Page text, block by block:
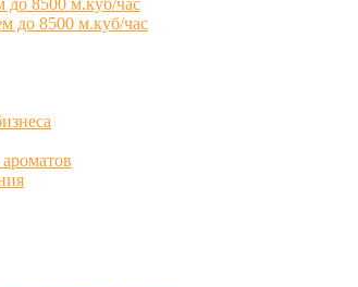
до 8500 м.куб/час
до 8500 м.куб/час